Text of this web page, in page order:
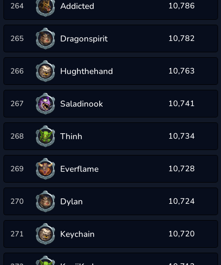
264 Addicted 10,786
265 Dragonspirit 10,782
266 Hughthehand 10,763
267 Saladinook 10,741
268 Thinh 10,734
269 Everflame 10,728
270 Dylan 10,724
271 Keychain 10,720